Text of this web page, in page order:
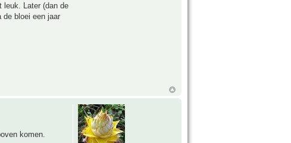
leuk. Later (dan de
de bloei een jaar
komen.